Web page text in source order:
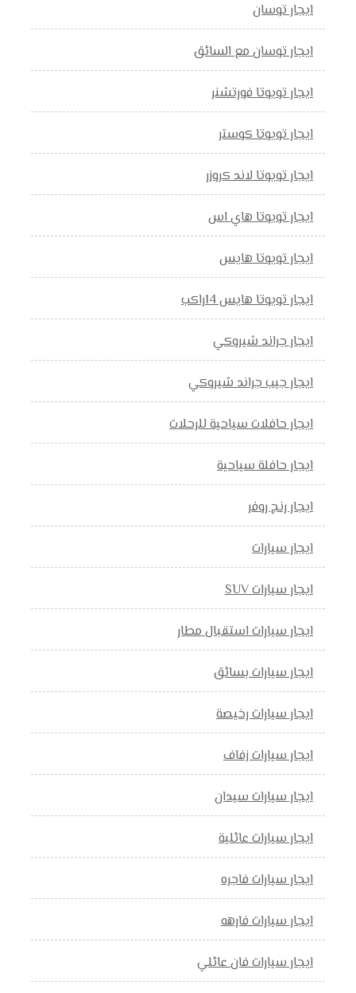
ايجار توسان
ايجار توسان مع السائق
ايجار تويوتا فورتشنر
ايجار تويوتا كوستر
ايجار تويوتا لاند كروزر
ايجار تويوتا هاي اس
ايجار تويوتا هايس
ايجار تويوتا هايس 14راكب
ايجار جراند شيروكي
ايجار جيب جراند شيروكي
ايجار حافلات سياحية للرحلات
ايجار حافلة سياحية
ايجار رنج روفر
ايجار سيارات
ايجار سيارات SUV
ايجار سيارات استقبال مطار
ايجار سيارات بسائق
ايجار سيارات رخيصة
ايجار سيارات زفاف
ايجار سيارات سيدان
ايجار سيارات عائلية
ايجار سيارات فاجره
ايجار سيارات فارهه
ايجار سيارات فان عائلي